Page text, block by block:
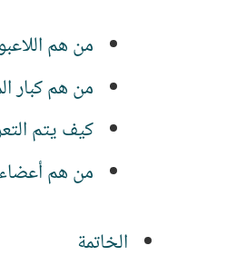
من هم
من هم كبار
كيف يتم
من هم أعضاء
الخاتمة